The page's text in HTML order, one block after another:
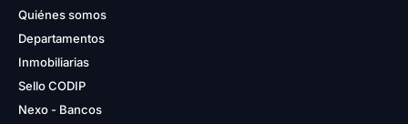
Quiénes somos
Departamentos
Inmobiliarias
Sello CODIP
Nexo - Bancos